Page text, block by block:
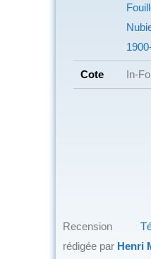
Cote In-
Recension
rédigée par Henri